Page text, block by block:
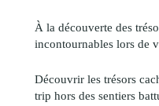
À la découverte des
incontournables lors de
Découvrir les trésors
trip hors des sentiers